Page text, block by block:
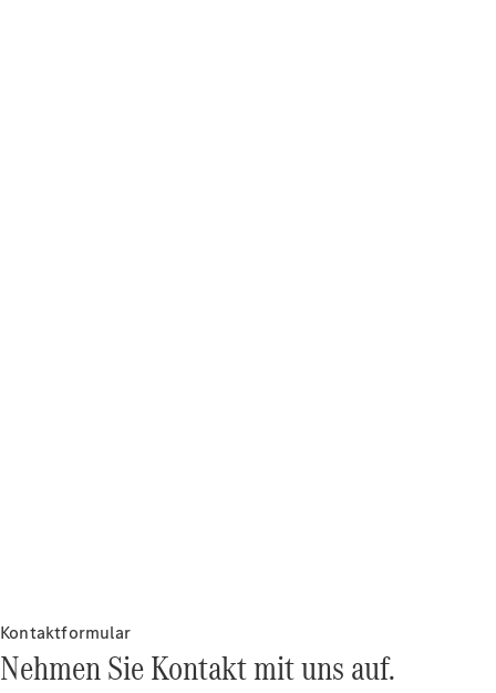
Kontaktformular
Nehmen Sie Kontakt mit uns auf.